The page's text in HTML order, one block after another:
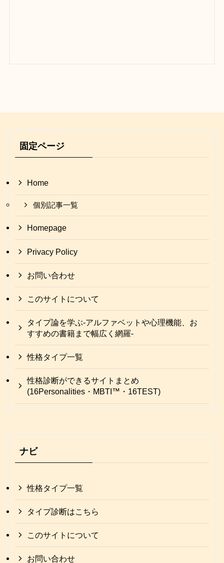
固定ページ
Home
個別記事一覧
Homepage
Privacy Policy
お問い合わせ
このサイトについて
タイプ論を学ぶ-アルファベットや心理機能、お
すすめの書籍まで幅広く網羅-
性格タイプ一覧
性格診断ができるサイトまとめ
(16Personalities・MBTI™・16TEST)
ナビ
性格タイプ一覧
タイプ診断はこちら
このサイトについて
お問い合わせ